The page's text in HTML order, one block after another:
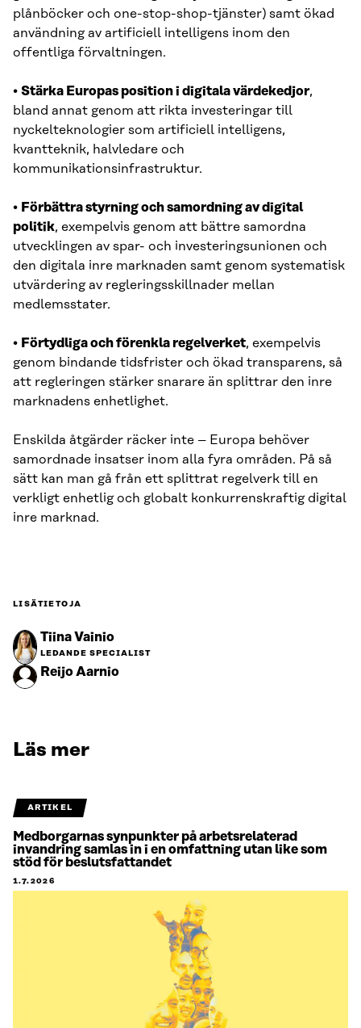
plånböcker och one-stop-shop-tjänster) samt ökad
användning av artificiell intelligens inom den
offentliga förvaltningen.
• Stärka Europas position i digitala värdekedjor,
bland annat genom att rikta investeringar till
nyckelteknologier som artificiell intelligens,
kvantteknik, halvledare och
kommunikationsinfrastruktur.
• Förbättra styrning och samordning av digital
politik, exempelvis genom att bättre samordna
utvecklingen av spar- och investeringsunionen och
den digitala inre marknaden samt genom systematisk
utvärdering av regleringsskillnader mellan
medlemsstater.
• Förtydliga och förenkla regelverket, exempelvis
genom bindande tidsfrister och ökad transparens, så
att regleringen stärker snarare än splittrar den inre
marknadens enhetlighet.
Enskilda åtgärder räcker inte – Europa behöver
samordnade insatser inom alla fyra områden. På så
sätt kan man gå från ett splittrat regelverk till en
verkligt enhetlig och globalt konkurrenskraftig digital
inre marknad.
LISÄTIETOJA
Tiina Vainio
LEDANDE SPECIALIST
Reijo Aarnio
Läs mer
ARTIKEL
Medborgarnas synpunkter på arbetsrelaterad
invandring samlas in i en omfattning utan like som
stöd för beslutsfattandet
1.7.2026